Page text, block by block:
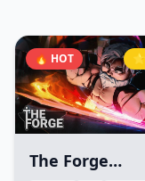
🔥 HOT
The Forge